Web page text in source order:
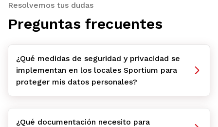
Resolvemos tus dudas
Preguntas frecuentes
¿Qué medidas de seguridad y privacidad se
implementan en los locales Sportium para
proteger mis datos personales?
¿Qué documentación necesito para